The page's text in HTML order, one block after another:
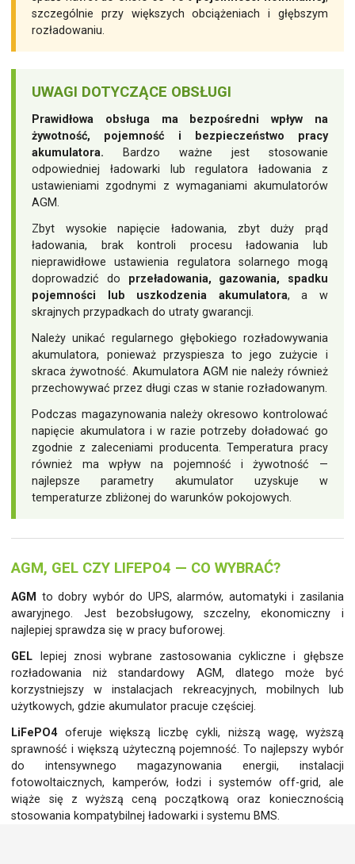
szczególnie przy większych obciążeniach i głębszym
rozładowaniu.
UWAGI DOTYCZĄCE OBSŁUGI
Prawidłowa obsługa ma bezpośredni wpływ na
żywotność, pojemność i bezpieczeństwo pracy
akumulatora. Bardzo ważne jest stosowanie
odpowiedniej ładowarki lub regulatora ładowania z
ustawieniami zgodnymi z wymaganiami akumulatorów
AGM.
Zbyt wysokie napięcie ładowania, zbyt duży prąd
ładowania, brak kontroli procesu ładowania lub
nieprawidłowe ustawienia regulatora solarnego mogą
doprowadzić do przeładowania, gazowania, spadku
pojemności lub uszkodzenia akumulatora, a w
skrajnych przypadkach do utraty gwarancji.
Należy unikać regularnego głębokiego rozładowywania
akumulatora, ponieważ przyspiesza to jego zużycie i
skraca żywotność. Akumulatora AGM nie należy również
przechowywać przez długi czas w stanie rozładowanym.
Podczas magazynowania należy okresowo kontrolować
napięcie akumulatora i w razie potrzeby doładować go
zgodnie z zaleceniami producenta. Temperatura pracy
również ma wpływ na pojemność i żywotność —
najlepsze parametry akumulator uzyskuje w
temperaturze zbliżonej do warunków pokojowych.
AGM, GEL CZY LIFEPO4 — CO WYBRAĆ?
AGM
to dobry wybór do UPS, alarmów, automatyki i zasilania
awaryjnego. Jest bezobsługowy, szczelny, ekonomiczny i
najlepiej sprawdza się w pracy buforowej.
GEL lepiej znosi wybrane zastosowania cykliczne i głębsze
rozładowania niż standardowy AGM, dlatego może być
korzystniejszy w instalacjach rekreacyjnych, mobilnych lub
użytkowych, gdzie akumulator pracuje częściej.
LiFePO4oferuje większą liczbę cykli, niższą wagę, wyższą
sprawność i większą użyteczną pojemność. To najlepszy wybór
do intensywnego magazynowania energii, instalacji
fotowoltaicznych, kamperów, łodzi i systemów off-grid, ale
wiąże się z wyższą ceną początkową oraz koniecznością
stosowania kompatybilnej ładowarki i systemu BMS.